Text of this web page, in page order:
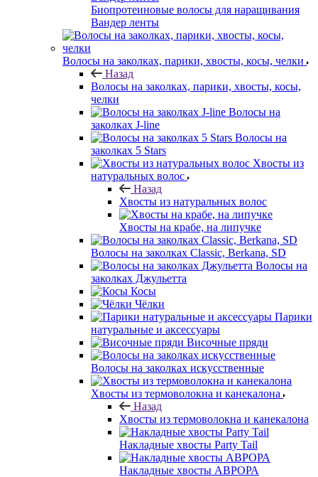
Биопротеиновые волосы для наращивания
Вандер ленты
Волосы на заколках, парики, хвосты, косы, челки
Назад
Волосы на заколках, парики, хвосты, косы,
челки
Волосы на
заколках J-line
Волосы на
заколках 5 Stars
Хвосты из
натуральных волос
Назад
Хвосты из натуральных волос
Хвосты на крабе, на липучке
Волосы на заколках Classic, Berkana, SD
Волосы на
заколках Джульетта
Косы
Чёлки
Парики
натуральные и аксессуары
Височные пряди
Волосы на заколках искусственные
Хвосты из термоволокна и канекалона
Назад
Хвосты из термоволокна и канекалона
Накладные хвосты Party Tail
Накладные хвосты АВРОРА